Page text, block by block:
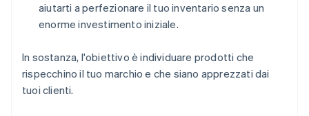
aiutarti a perfezionare il tuo inventario senza un
enorme investimento iniziale.
In sostanza, l'obiettivo è individuare prodotti che
rispecchino il tuo marchio e che siano apprezzati dai
tuoi clienti.